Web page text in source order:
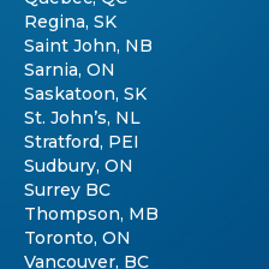
Regina, SK
Saint John, NB
Sarnia, ON
Saskatoon, SK
St. John’s, NL
Stratford, PEI
Sudbury, ON
Surrey BC
Thompson, MB
Toronto, ON
Vancouver, BC